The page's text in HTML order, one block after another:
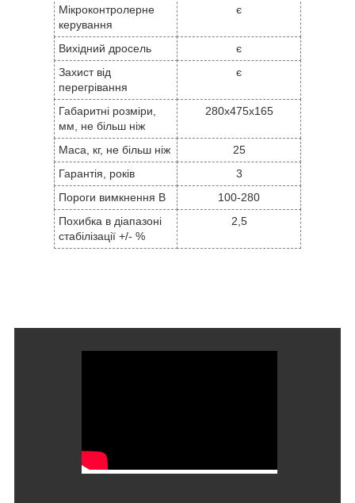
Мікроконтролерне
керування
є
Вихідний дросель
є
Захист від
перегрівання
є
Габаритні розміри,
мм, не більш ніж
280x475x165
Маса, кг, не більш ніж
25
Гарантія, років
3
Пороги вимкнення В
100-280
Похибка в діапазоні
стабілізації +/- %
2,5